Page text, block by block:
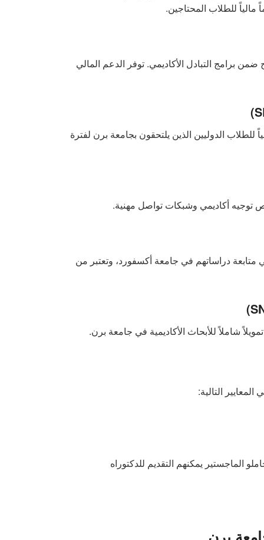
للطلاب المحتاجين.
برامج التبادل الأكاديمي. توفر الدعم المالي
الدوليين الذين يلتحقون بجامعة برن لفترة
توجيه أكاديمي وشبكات تواصل مهنية.
متابعة دراساتهم في جامعة أكسفورد، وتعتبر من
شاملاً للأبحاث الأكاديمية في جامعة برن.
التالية:
الماجستير يمكنهم التقديم للدكتوراه